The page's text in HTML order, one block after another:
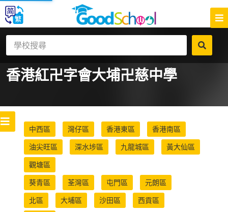
香港紅卍字會大埔卍慈中學
中西區 灣仔區 香港東區
香港南區
油尖旺區
深水埗區 九龍城區
黃大仙區
觀塘區
葵青區
荃灣區 屯門區
元朗區
北區
大埔區 沙田區
西貢區